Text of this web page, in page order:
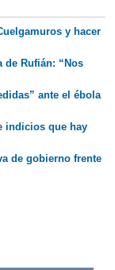
y hacer
de Rufián: “Nos
ante el ébola
indicios que hay
de gobierno frente